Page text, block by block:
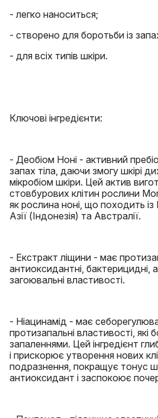
- легко наноситься;
- створено для боротьби із
- для всіх типів шкіри.
Ключові інгредієнти:
- Деобіом Ноні - активний
запах тіла, даючи змогу шкірі
мікробіом шкіри. Цей актив
стовбурових клітин рослини
як рослина ноні, що походить із
Азії (Індонезія) та Австралії.
- Екстракт ліщини - має
антиоксидантні, бактерицидні,
загоювальні властивості.
- Ніацинамід - має
протизапальні властивості, які
запаленнями. Цей інгредієнт
і прискорює утворення нових
подразнення, покращує тонус
антиоксидант і заспокоює